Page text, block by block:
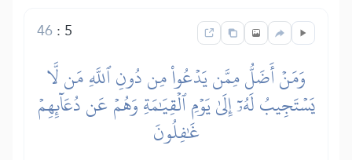
5
:
46
وَمَنۡ أَضَلُّ مِمَّن يَدۡعُواْ مِن دُونِ ٱللَّهِ مَن لَّا
يَسۡتَجِيبُ لَهُۥٓ إِلَىٰ يَوۡمِ ٱلۡقِيَٰمَةِ وَهُمۡ عَن دُعَآئِهِمۡ
غَٰفِلُونَ